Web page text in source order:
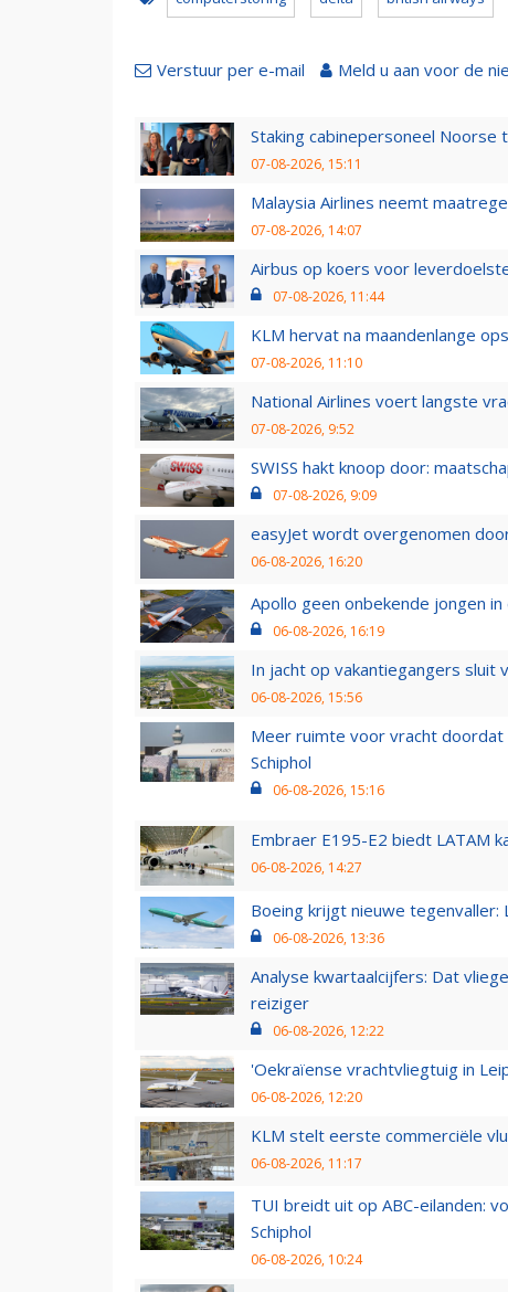
Verstuur per e-mail Meld u aan voor de
Staking cabinepersoneel Noorse
07-08-2026, 15:11
Malaysia Airlines neemt
07-08-2026, 14:07
Airbus op koers voor
07-08-2026, 11:44
KLM hervat na maandenlange
07-08-2026, 11:10
National Airlines voert langste
07-08-2026, 9:52
SWISS hakt knoop door:
07-08-2026, 9:09
easyJet wordt overgenomen
06-08-2026, 16:20
Apollo geen onbekende jongen
06-08-2026, 16:19
In jacht op vakantiegangers sluit
06-08-2026, 15:56
Meer ruimte voor vracht
Schiphol
06-08-2026, 15:16
Embraer E195-E2 biedt LATAM
06-08-2026, 14:27
Boeing krijgt nieuwe
06-08-2026, 13:36
Analyse kwartaalcijfers: Dat
reiziger
06-08-2026, 12:22
'Oekraïense vrachtvliegtuig in
06-08-2026, 12:20
KLM stelt eerste commerciële
06-08-2026, 11:17
TUI breidt uit op ABC-eilanden:
Schiphol
06-08-2026, 10:24